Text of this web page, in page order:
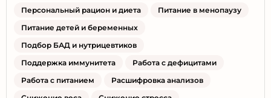
Персональный рацион и диета
Питание в менопаузу
Питание детей и беременных
Подбор БАД и нутрицевтиков
Поддержка иммунитета
Работа с дефицитами
Работа с питанием
Расшифровка анализов